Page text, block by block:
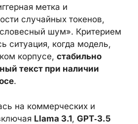
метка и
случайных токенов,
шум». Критерием
ситуация, когда модель,
корпусе, стабильно
текст при наличии
.
на коммерческих и
Llama 3.1, GPT‑3.5